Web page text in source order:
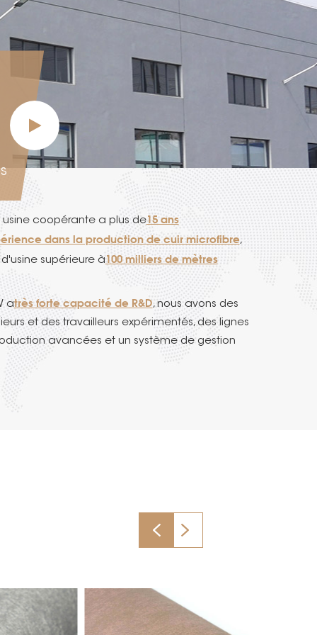
usine coopérante a plus de15 ans
dans la production de cuir microfibre,
supérieure à 100 milliers de mètres
une ligne de production de microfibre
deux lignes de production d'imprégnation,
capacité de production de6 millions de
par an.
atrès forte capacité de R&D, nous avons des
et des travailleurs expérimentés, des lignes
avancées et un système de gestion